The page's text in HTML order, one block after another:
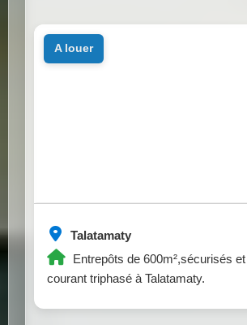
Talatamaty
Entrepôts de 600m²,sécurisés
courant triphasé à Talatamaty.
a louer